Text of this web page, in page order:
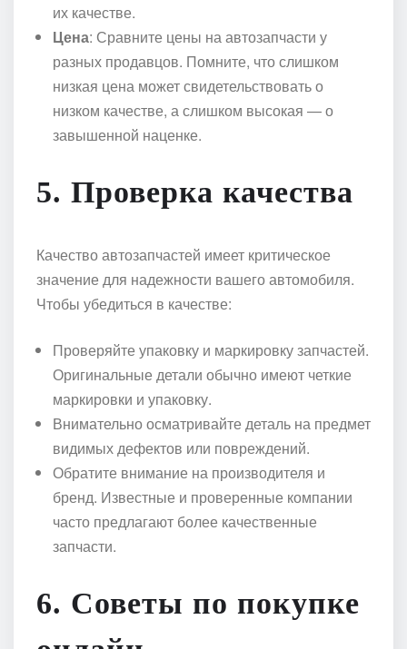
их качестве.
Цена: Сравните цены на автозапчасти у
разных продавцов. Помните, что слишком
низкая цена может свидетельствовать о
низком качестве, а слишком высокая — о
завышенной наценке.
5. Проверка качества
Качество автозапчастей имеет критическое
значение для надежности вашего автомобиля.
Чтобы убедиться в качестве:
Проверяйте упаковку и маркировку запчастей.
Оригинальные детали обычно имеют четкие
маркировки и упаковку.
Внимательно осматривайте деталь на предмет
видимых дефектов или повреждений.
Обратите внимание на производителя и
бренд. Известные и проверенные компании
часто предлагают более качественные
запчасти.
6. Советы по покупке